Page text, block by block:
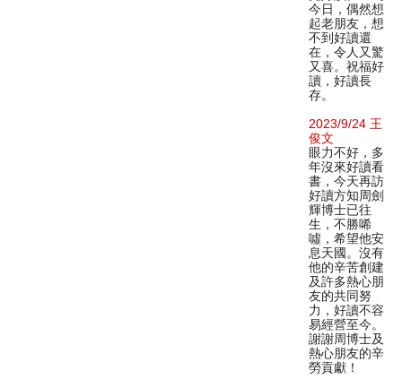
今日，偶然想
起老朋友，想
不到好讀還
在，令人又驚
又喜。祝福好
讀，好讀長
存。
2023/9/24 王
俊文
眼力不好，多
年沒來好讀看
書，今天再訪
好讀方知周劍
輝博士已往
生，不勝唏
噓，希望他安
息天國。沒有
他的辛苦創建
及許多熱心朋
友的共同努
力，好讀不容
易經營至今。
謝謝周博士及
熱心朋友的辛
勞貢獻！